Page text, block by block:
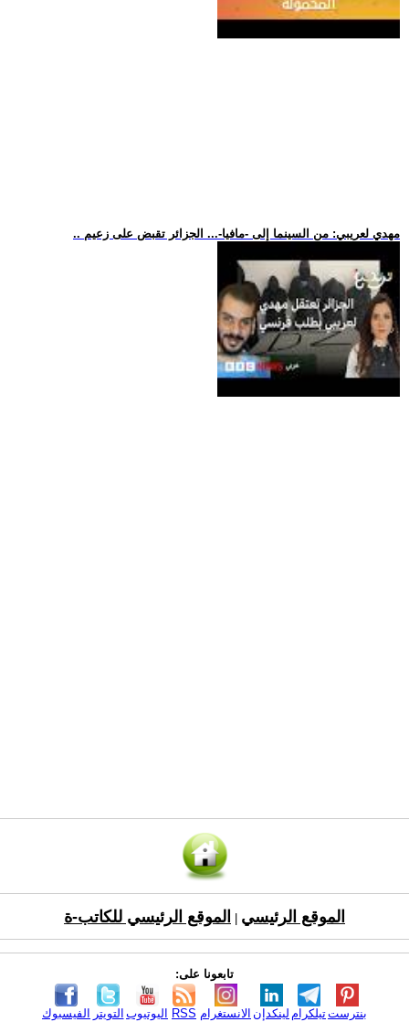
.. مهدي لعريبي: من السينما إلى -مافيا-... الجزائر تقبض على زعيم
الموقع الرئيسي الموقع الرئيسي للكاتب-ة
تابعونا على:
الفيسبوك التويتر اليوتيوب RSS الانستغرام لينكدإن تيلكرامبنترست